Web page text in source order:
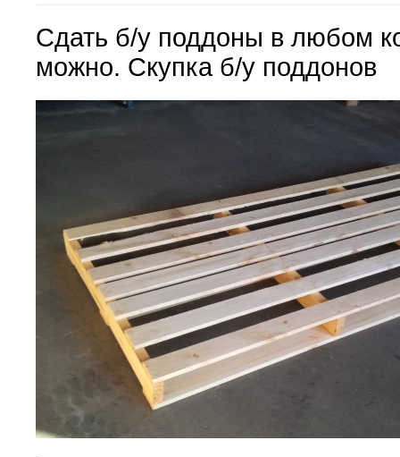
Сдать б/у поддоны в любом
можно. Скупка б/у поддонов